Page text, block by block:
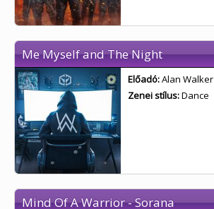
Me Myself and The Night
Előadó:Alan Walker
Zenei stílus:Dance
Mind Of A Warrior - Sorana